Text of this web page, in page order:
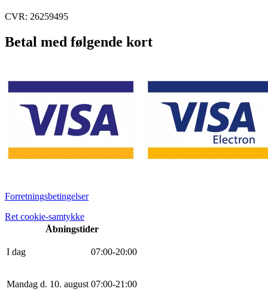
CVR: 26259495
Betal med følgende kort
Forretningsbetingelser
Ret cookie-samtykke
Åbningstider
I dag 07:00-20:00
Mandag d. 10. august 07:00-21 :00